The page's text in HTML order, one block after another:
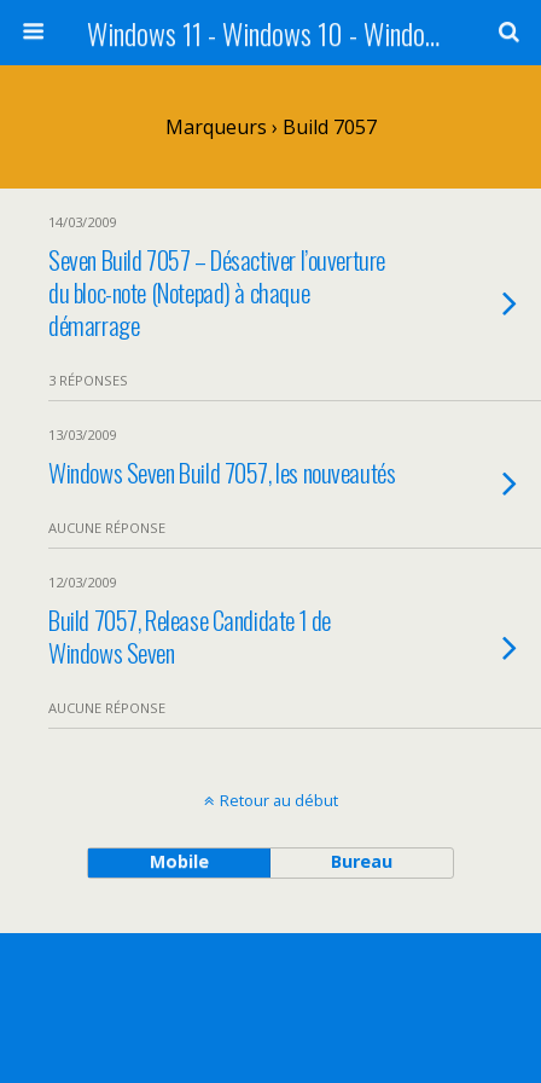
Windows 11 - Windows 10 - Windows 8 - Windows 7 - VISTA
Marqueurs › Build 7057
14/03/2009
Seven Build 7057 – Désactiver l’ouverture
du bloc-note (Notepad) à chaque
démarrage
3 RÉPONSES
13/03/2009
Windows Seven Build 7057, les nouveautés
AUCUNE RÉPONSE
12/03/2009
Build 7057, Release Candidate 1 de
Windows Seven
AUCUNE RÉPONSE
Retour au début
Mobile Bureau